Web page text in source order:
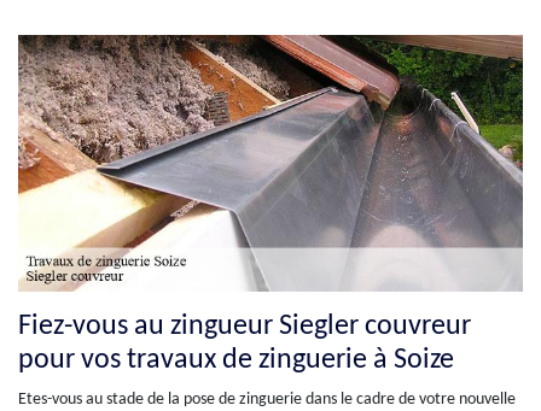
Fiez-vous au zingueur Siegler couvreur
pour vos travaux de zinguerie à Soize
Etes-vous au stade de la pose de zinguerie dans le cadre de votre nouvelle